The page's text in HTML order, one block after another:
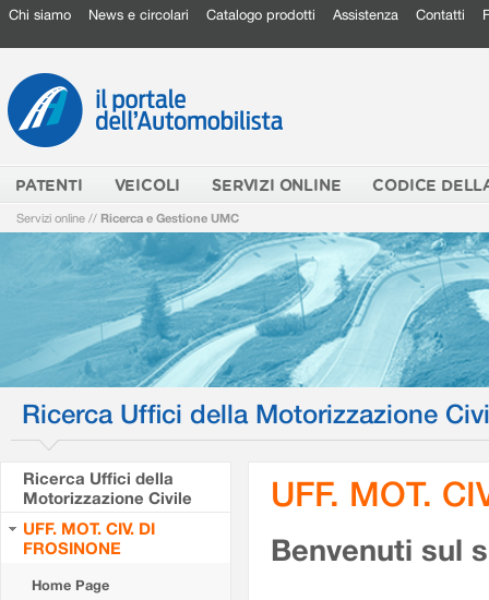
Chi siamo News e circolari Catalogo prodotti Assistenza Contatti
PATENTI VEICOLI SERVIZI ONLINE CODICE
Servizi online // Ricerca e Gestione UMC
Ricerca Uffici della Motorizzazione
Ricerca Uffici della
Motorizzazione Civile
UFF. MOT. CIV. DI
FROSINONE
Home Page
UFF. MOT.
Benvenuti sul